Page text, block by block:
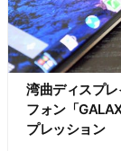
湾曲ディスプ
フォン「
プレッション